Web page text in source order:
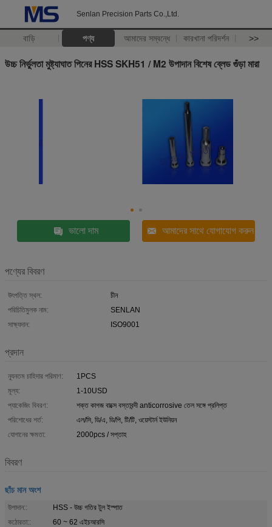
Senlan Precision Parts Co.,Ltd.
বাড়ি পণ্য আমাদের সম্বন্ধে কারখানা পরিদর্শন >>
উচ্চ নির্ভুলতা মুষ্ট্যাঘাত পিনের HSS SKH51 / M2 উপাদান বিশেষ ব্লেড গুঁড়া মারা
ভালো দাম আমাদের সাথে যোগাযোগ করুন
পণ্যের বিবরণ
উৎপত্তি স্থল:
চীন
পরিচিতিমুলক নাম:
SENLAN
সাক্ষ্যদান:
ISO9001
প্রদান
ন্যূনতম চাহিদার পরিমাণ:
1PCS
মূল্য:
1-10USD
প্যাকেজিং বিবরণ:
শক্ত কাগজ বাক্সে বস্তাবন্দী anticorrosive তেল সঙ্গে প্রলিপ্ত
পরিশোধের শর্ত:
এল/সি, ডি/এ, ডি/পি, টি/টি, ওয়েস্টার্ন ইউনিয়ন
যোগানের ক্ষমতা:
2000pcs / সপ্তাহ
বিবরণ
ছাঁচ মান অংশ
উপাদান::
HSS - উচ্চ গতির টুল ইস্পাত
কঠোরতা::
60 ~ 62 এইচআরসি